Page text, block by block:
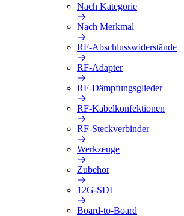
Nach Kategorie
Nach Merkmal
RF-Abschlusswiderstände
RF-Adapter
RF-Dämpfungsglieder
RF-Kabelkonfektionen
RF-Steckverbinder
Werkzeuge
Zubehör
12G-SDI
Board-to-Board